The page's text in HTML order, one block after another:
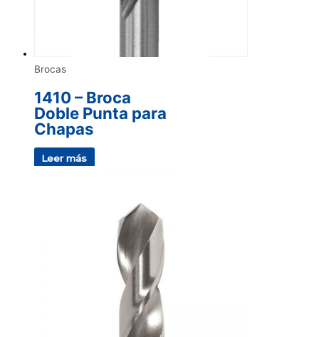
Brocas
1410 – Broca
Doble Punta para
Chapas
Leer más